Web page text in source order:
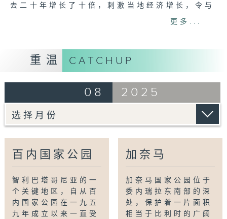
去二十年增长了十倍，刺激当地经济增长，令与
野生动物共处的牧场主人喜出望外。但全球暖化
双语广播： 粤语/英语 (电视版 及 网上版)
播出时间： (首播) 2025年8月12日 星期二
A critical region of Patagonia, Chile
has been protected since the
creation of Torres Del Paine
National Park in 1959. The plains
seen the return of large predators
such as pumas, condors and foxes –
as well as their prey, such as
guanacos. Tourism has increased
更多...
重温 CATCHUP
08 2025
百内国家公园
智利巴塔哥尼亚的一
个关键地区，自从百
内国家公园在一九五
九年成立以来一直受
加奈马
加奈马国家公园位于
委内瑞拉东南部的深
处，保护着一片面积
相当于比利时的广阔